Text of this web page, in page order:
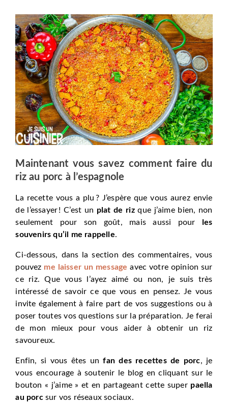
Maintenant vous savez comment faire du
riz au porc à l’espagnole
La recette vous a plu ? J’espère que vous aurez envie
de l’essayer ! C’est un plat de rizque j’aime bien, non
seulement pour son goût, mais aussi pour
les
souvenirs qu’il me rappelle.
Ci-dessous, dans la section des commentaires, vous
pouvez me laisser un message avec votre opinion sur
ce riz. Que vous l’ayez aimé ou non, je suis très
intéressé de savoir ce que vous en pensez. Je vous
invite également à faire part de vos suggestions ou à
poser toutes vos questions sur la préparation. Je ferai
de mon mieux pour vous aider à obtenir un riz
savoureux.
Enfin, si vous êtes unfan des recettes de porc, je
vous encourage à soutenir le blog en cliquant sur le
bouton « j’aime » et en partageant cette super paella
au porcsur vos réseaux sociaux.